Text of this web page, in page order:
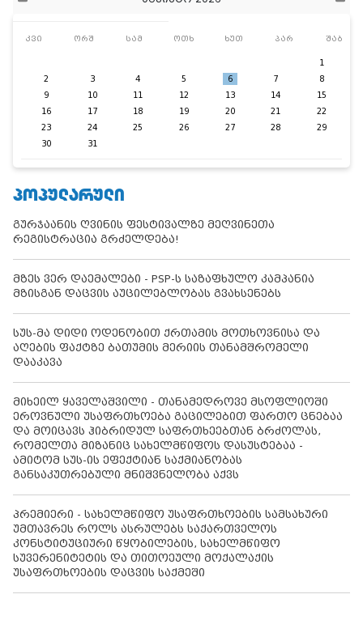
კვი ორშ სამ ოთხ ხუთ პარ შაბ
1
2
3 4 5 6 7
8
9
10 11 12 13 14
15
16
17 18 19 20 21
22
23
24 25 26 27 28
29
30
31
ᲞᲝᲞᲣᲚᲐᲠᲣᲚᲘ
გურჯაანის ღვინის ფესტივალზე მეღვინეთა
რეგისტრაცია გრძელდება!
მზეს ვერ დაემალები - PSP-ს საზაფხულო კამპანია
მზისგან დაცვის აუცილებლობას გვახსენებს
სუს-მა დიდი ოდენობით ქრთამის მოთხოვნისა და
აღების ფაქტზე ბათუმის მერიის თანამშრომელი
დააკავა
მიხეილ ყაველაშვილი - თანამედროვე მსოფლიოში
ეროვნული უსაფრთხოება გაცილებით ფართო ცნებაა
და მოიცავს ჰიბრიდულ საფრთხეებთან ბრძოლას,
რომელთა მიზანიც სახელმწიფოს დასუსტებაა -
ამიტომ სუს-ის ეფექტიან საქმიანობას
განსაკუთრებული მნიშვნელობა აქვს
პრემიერი - სახელმწიფო უსაფრთხოების სამსახური
უმთავრეს როლს ასრულებს საქართველოს
კონსტიტუციური წყობილების, სახელმწიფო
სუვერენიტეტის და თითოეული მოქალაქის
უსაფრთხოების დაცვის საქმეში